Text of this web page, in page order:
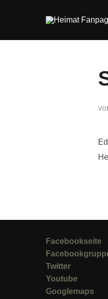
Facebookseite
Twitter
Youtube
Googlemaps